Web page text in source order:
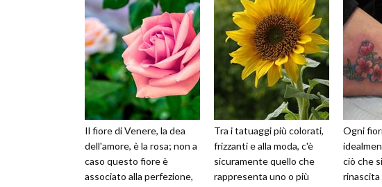
Il fiore di Venere, la dea
dell'amore, è la rosa; non a
caso questo fiore è
associato alla perfezione,
Tra i tatuaggi più colorati,
frizzanti e alla moda, c'è
sicuramente quello che
rappresenta uno o più
Ogni
ciò che
rinascita